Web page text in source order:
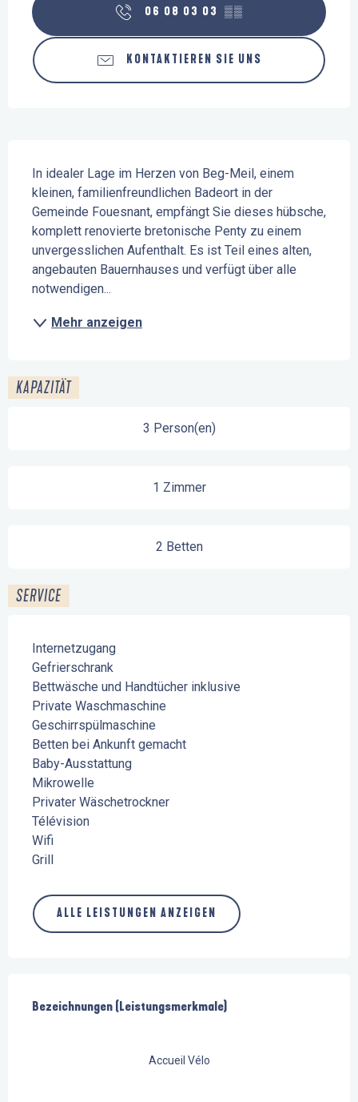
06 08 03 03 ▒▒
KONTAKTIEREN SIE UNS
In idealer Lage im Herzen von Beg-Meil, einem
kleinen, familienfreundlichen Badeort in der
Gemeinde Fouesnant, empfängt Sie dieses hübsche,
komplett renovierte bretonische Penty zu einem
unvergesslichen Aufenthalt. Es ist Teil eines alten,
angebauten Bauernhauses und verfügt über alle
notwendigen...
Mehr anzeigen
KAPAZITÄT
3 Person(en)
1 Zimmer
2 Betten
SERVICE
Internetzugang
Gefrierschrank
Bettwäsche und Handtücher inklusive
Private Waschmaschine
Geschirrspülmaschine
Betten bei Ankunft gemacht
Baby-Ausstattung
Mikrowelle
Privater Wäschetrockner
Télévision
Wifi
Grill
ALLE LEISTUNGEN ANZEIGEN
Bezeichnungen (Leistungsmerkmale)
Bezeichnungen (Leistungsmerkmale)
Accueil Vélo